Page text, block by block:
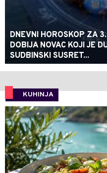
DNEVNI HOROSKOP ZA
DOBIJA NOVAC KOJI JE
SUDBINSKI SUSRET...
KUHINJA